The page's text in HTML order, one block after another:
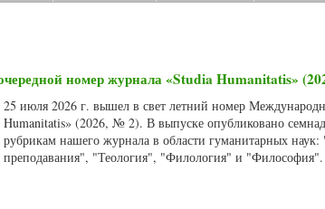
номер журнала «Studia Humanitatis»
25 июля 2026 г. вышел в свет летний номер
Humanitatis» (2026, № 2). В выпуске опубликовано
рубрикам нашего журнала в области гуманитарных
преподавания", "Теология", "Филология" и "Философия".